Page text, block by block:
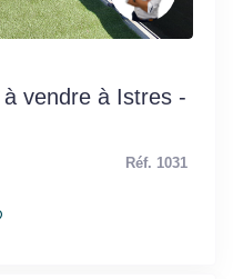
vendre à Istres -
Réf. 1031